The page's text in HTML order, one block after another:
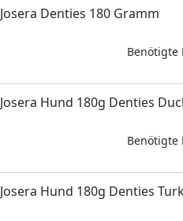
Josera Denties 180 Gramm
Benötigte
Josera Hund 180g Denties
Benötigte
Josera Hund 180g Denties